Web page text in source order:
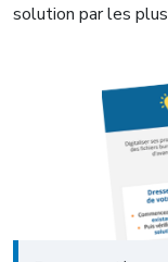
solution par les